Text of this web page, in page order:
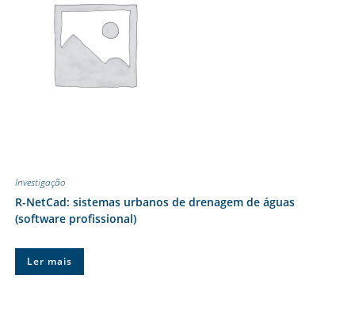
Investigação
R-NetCad: sistemas urbanos de drenagem de águas
(software profissional)
Ler mais